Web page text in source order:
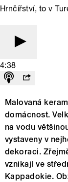
Hrnčířství, to v
4:38
Malovaná
domácnost.
na vodu
vystaveny v
dekoraci.
vznikají ve
Kappadokie.